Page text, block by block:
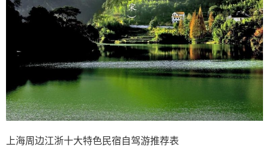
上海周边江浙十大特色民宿自驾游推荐表